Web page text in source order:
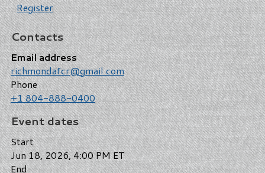
Register
Contacts
Email address
richmondafcr@gmail.com
Phone
+1 804-888-0400
Event dates
Start
Jun 18, 2026, 4:00 PM ET
End